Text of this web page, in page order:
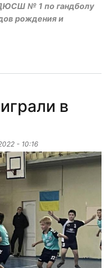
№ 1 по гандболу
рождения и
в
- 10:16